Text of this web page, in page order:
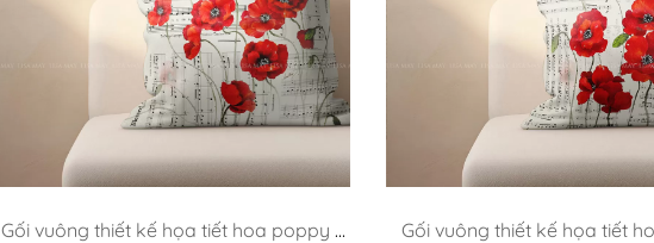
Gối vuông thiết kế họa tiết hoa poppy
Gối vuông thiết kế họa tiết